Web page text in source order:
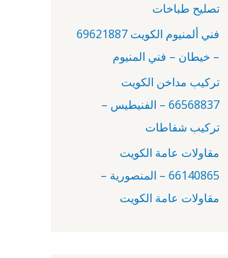
تصليح طباخات
فني ألمنيوم الكويت 69621887
– خيطان – فني المنيوم
تركيب مداخن الكويت
66568837 – الفنيطيس –
تركيب شفاطات
مقاولات عامة الكويت
66140865 – المنصورية –
مقاولات عامة الكويت